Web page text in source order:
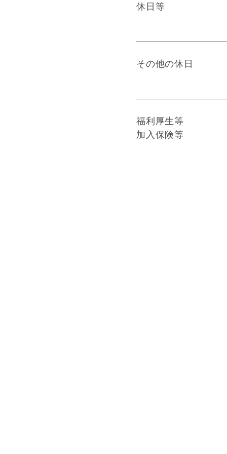
休日等
その他の休日
福利厚生等
加入保険等